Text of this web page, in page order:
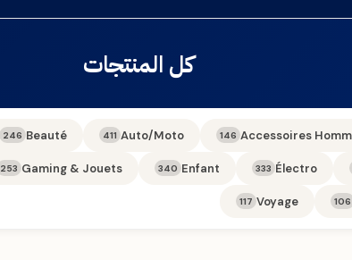
كل المنتجات
Accessoires
146
Auto/Moto
411
Beauté
246
Électro
333
Enfant
340
Gaming & Jouets
253
106
Voyage
117